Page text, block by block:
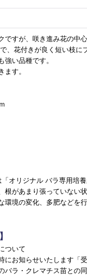
ですが、咲き進み花の中
、花付きが良く短い枝に
い品種です。
す。
オリジナル バラ専用培
があまり張っていない
環境の変化、多肥などを
ついて
にお知らせいたします「
バラ・クレマチス苗との